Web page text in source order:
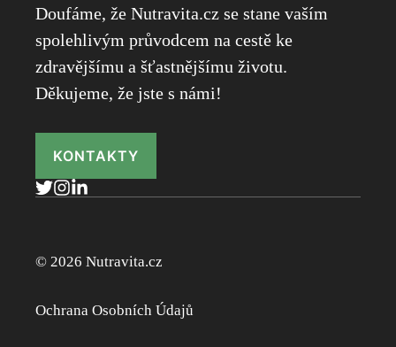
Doufáme, že Nutravita.cz se stane vaším
spolehlivým průvodcem na cestě ke
zdravějšímu a šťastnějšímu životu.
Děkujeme, že jste s námi!
KONTAKTY
© 2026 Nutravita.cz
Ochrana Osobních Údajů